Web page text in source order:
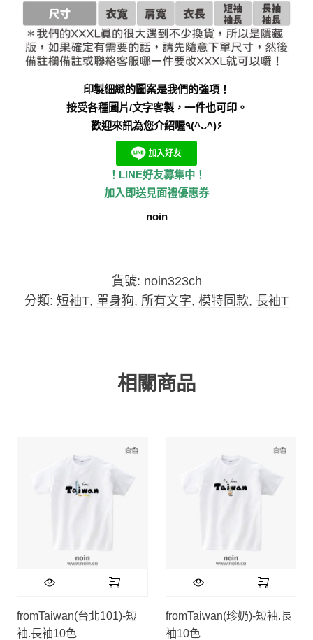
印製細緻的圖案是我們的強項！
接受各種圖片/文字客製，一件也可印。
歡迎來訊為您介紹喔٩(^ᴗ^)۶
！LINE好友募集中！
加入即送見面禮優惠券
noin
貨號: noin323ch
分類: 短袖T, 單身狗, 所有文字, 模特同款, 長袖T
相關商品
fromTaiwan(台北101)-短
袖.長袖10色
fromTaiwan(珍奶)-短袖.長
袖10色